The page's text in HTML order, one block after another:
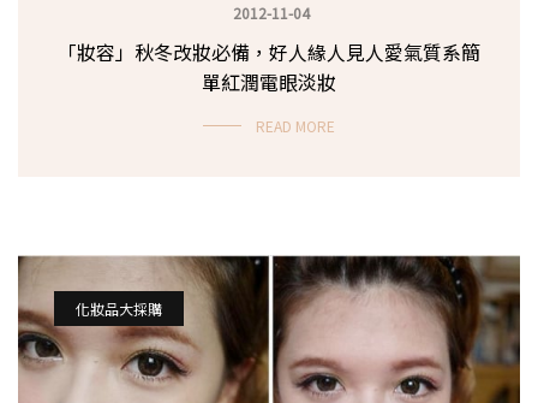
2012-11-04
「妝容」秋冬改妝必備，好人緣人見人愛氣質系簡
單紅潤電眼淡妝
READ MORE
化妝品大採購